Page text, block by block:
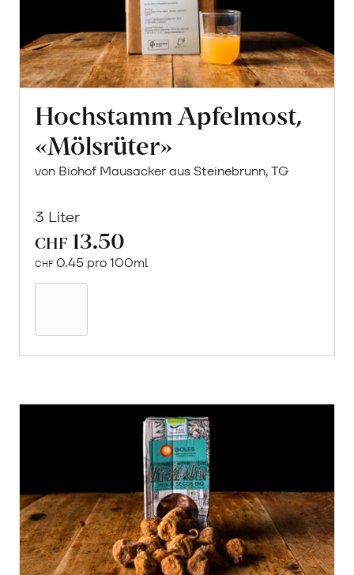
Hochstamm Apfelmost,
«Mölsrüter»
von Biohof Mausacker aus Steinebrunn, TG
3 Liter
CHF 13.50
CHF 0.45 pro 100ml